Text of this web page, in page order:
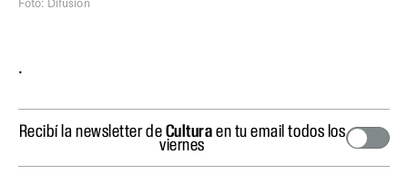
Foto: Difusión
.
Recibí la newsletter deCulturaen tu email todos los
viernes